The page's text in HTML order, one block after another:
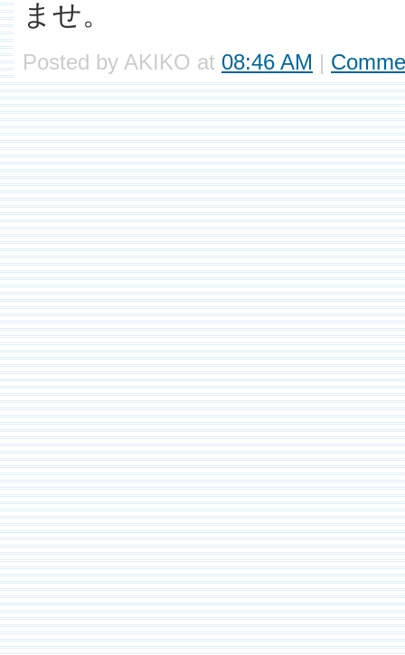
ませ。
Posted by AKIKO at 08:46 AM |